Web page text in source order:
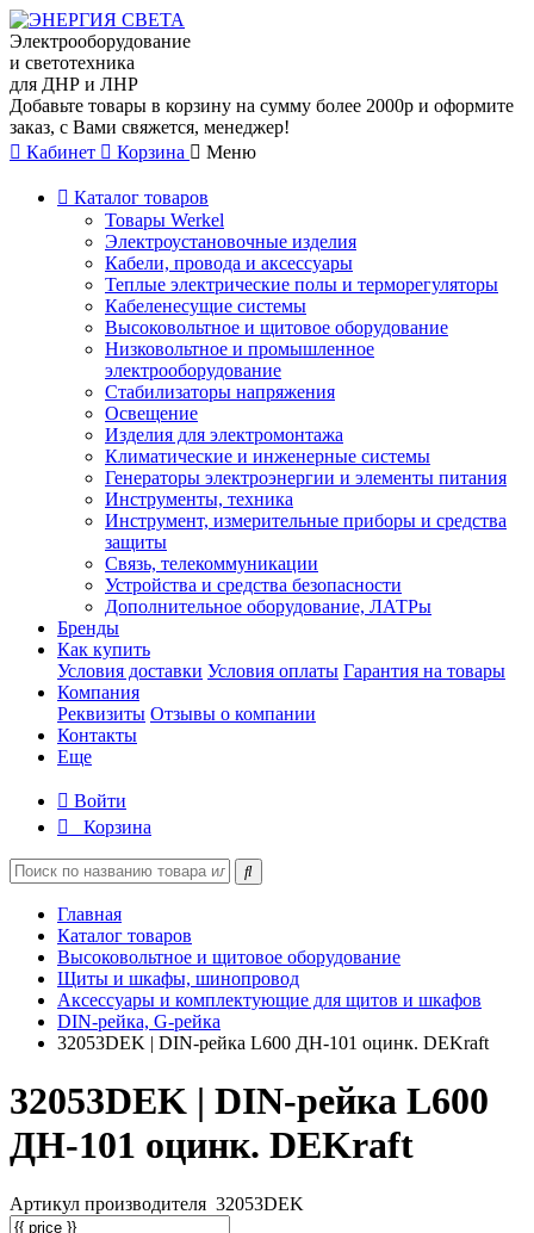
Электрооборудование
и светотехника
для ДНР и ЛНР
Добавьте товары в корзину на сумму более 2000р и оформите
заказ, с Вами свяжется, менеджер!
Кабинет
Корзина Меню
Каталог товаров
Товары Werkel
Электроустановочные изделия
Кабели, провода и аксессуары
Теплые электрические полы и терморегуляторы
Кабеленесущие системы
Высоковольтное и щитовое оборудование
Низковольтное и промышленное
электрооборудование
Стабилизаторы напряжения
Освещение
Изделия для электромонтажа
Климатические и инженерные системы
Генераторы электроэнергии и элементы питания
Инструменты, техника
Инструмент, измерительные приборы и средства
защиты
Связь, телекоммуникации
Устройства и средства безопасности
Дополнительное оборудование, ЛАТРы
Бренды
Как купить
Условия доставки Условия оплаты Гарантия на товары
Компания
Реквизиты Отзывы о компании
Контакты
Еще
Войти
Корзина
Главная
Каталог товаров
Высоковольтное и щитовое оборудование
Щиты и шкафы, шинопровод
Аксессуары и комплектующие для щитов и шкафов
DIN-рейка, G-рейка
32053DEK | DIN-рейка L600 ДН-101 оцинк. DEKraft
32053DEK | DIN-рейка L600
ДН-101 оцинк. DEKraft
Артикул производителя 32053DEK